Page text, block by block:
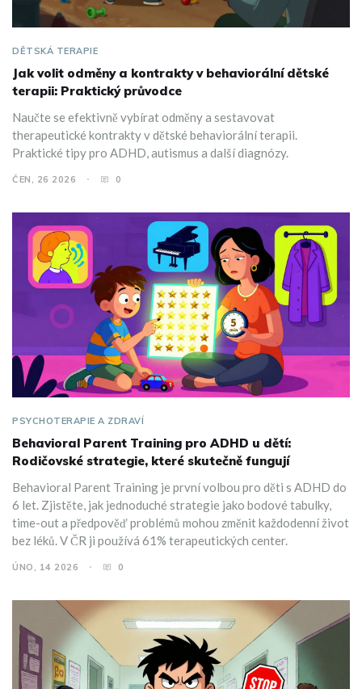
DĚTSKÁ TERAPIE
Jak volit odměny a kontrakty v behaviorální dětské
terapii: Praktický průvodce
Naučte se efektivně vybírat odměny a sestavovat
therapeutické kontrakty v dětské behaviorální terapii.
Praktické tipy pro ADHD, autismus a další diagnózy.
ČEN, 26 2026 0
PSYCHOTERAPIE A ZDRAVÍ
Behavioral Parent Training pro ADHD u dětí:
Rodičovské strategie, které skutečně fungují
Behavioral Parent Training je první volbou pro děti s ADHD do
6 let. Zjistěte, jak jednoduché strategie jako bodové tabulky,
time-out a předpověď problémů mohou změnit každodenní život
bez léků. V ČR ji používá 61% terapeutických center.
ÚNO, 14 2026 0